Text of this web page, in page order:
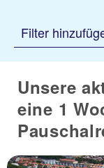
Filter
Unsere
eine 1